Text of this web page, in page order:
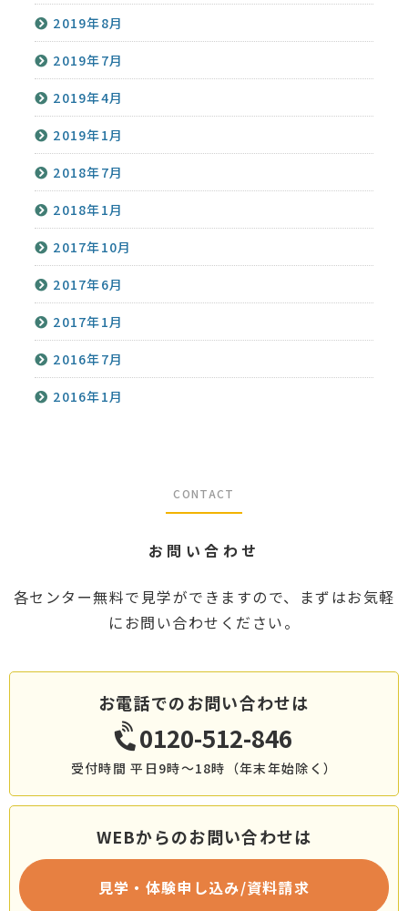
2019年8月
2019年7月
2019年4月
2019年1月
2018年7月
2018年1月
2017年10月
2017年6月
2017年1月
2016年7月
2016年1月
CONTACT
お問い合わせ
各センター無料で見学ができますので、まずはお気軽
にお問い合わせください。
お電話でのお問い合わせは
0120-512-846
受付時間 平日9時～18時（年末年始除く）
WEBからのお問い合わせは
見学・体験申し込み/資料請求